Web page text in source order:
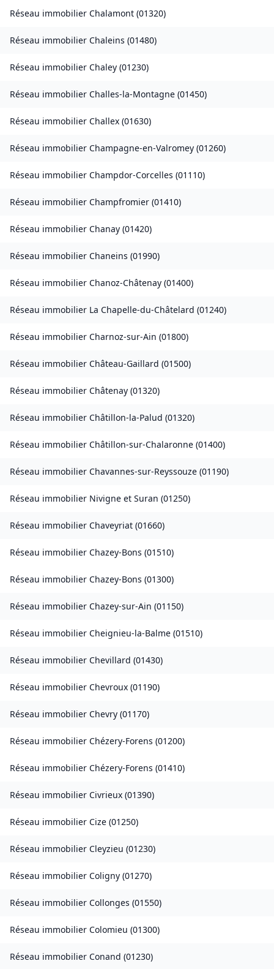
Réseau immobilier Chalamont (01320)
Réseau immobilier Chaleins (01480)
Réseau immobilier Chaley (01230)
Réseau immobilier Challes-la-Montagne (01450)
Réseau immobilier Challex (01630)
Réseau immobilier Champagne-en-Valromey (01260)
Réseau immobilier Champdor-Corcelles (01110)
Réseau immobilier Champfromier (01410)
Réseau immobilier Chanay (01420)
Réseau immobilier Chaneins (01990)
Réseau immobilier Chanoz-Châtenay (01400)
Réseau immobilier La Chapelle-du-Châtelard (01240)
Réseau immobilier Charnoz-sur-Ain (01800)
Réseau immobilier Château-Gaillard (01500)
Réseau immobilier Châtenay (01320)
Réseau immobilier Châtillon-la-Palud (01320)
Réseau immobilier Châtillon-sur-Chalaronne (01400)
Réseau immobilier Chavannes-sur-Reyssouze (01190)
Réseau immobilier Nivigne et Suran (01250)
Réseau immobilier Chaveyriat (01660)
Réseau immobilier Chazey-Bons (01510)
Réseau immobilier Chazey-Bons (01300)
Réseau immobilier Chazey-sur-Ain (01150)
Réseau immobilier Cheignieu-la-Balme (01510)
Réseau immobilier Chevillard (01430)
Réseau immobilier Chevroux (01190)
Réseau immobilier Chevry (01170)
Réseau immobilier Chézery-Forens (01200)
Réseau immobilier Chézery-Forens (01410)
Réseau immobilier Civrieux (01390)
Réseau immobilier Cize (01250)
Réseau immobilier Cleyzieu (01230)
Réseau immobilier Coligny (01270)
Réseau immobilier Collonges (01550)
Réseau immobilier Colomieu (01300)
Réseau immobilier Conand (01230)